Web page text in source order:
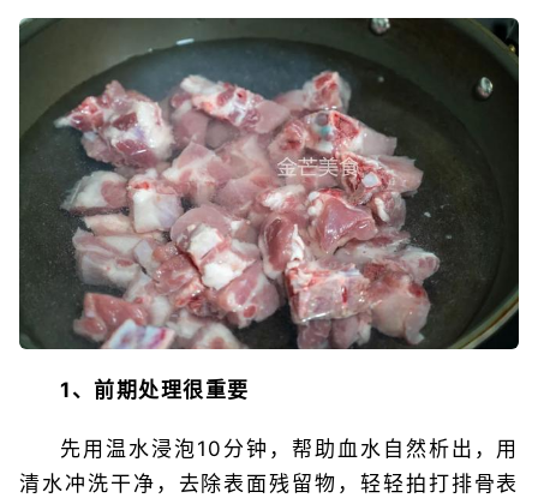
1、前期处理很重要
先用温水浸泡10分钟，帮助血水自然析出，用
清水冲洗干净，去除表面残留物，轻轻拍打排骨表